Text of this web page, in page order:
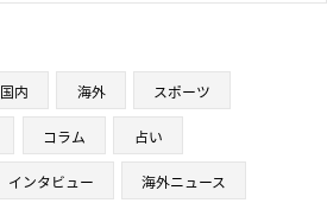
国内 海外 スポーツ
コラム 占い
インタビュー 海外ニュース